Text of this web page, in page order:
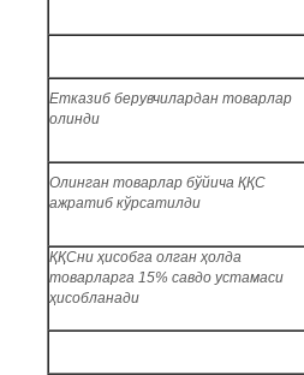
Етказиб берувчилардан товарлар
олинди
Олинган товарлар бўйича ҚҚС
ажратиб кўрсатилди
ҚҚСни ҳисобга олган ҳолда
товарларга 15% савдо устамаси
ҳисобланади